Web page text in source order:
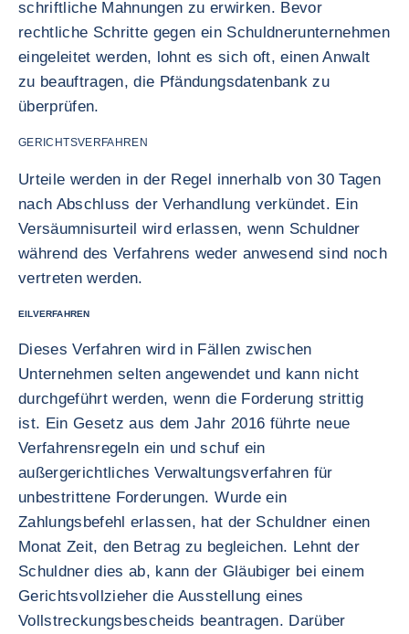
schriftliche Mahnungen zu erwirken. Bevor
rechtliche Schritte gegen ein Schuldnerunternehmen
eingeleitet werden, lohnt es sich oft, einen Anwalt
zu beauftragen, die Pfändungsdatenbank zu
überprüfen.
GERICHTSVERFAHREN
Urteile werden in der Regel innerhalb von 30 Tagen
nach Abschluss der Verhandlung verkündet. Ein
Versäumnisurteil wird erlassen, wenn Schuldner
während des Verfahrens weder anwesend sind noch
vertreten werden.
EILVERFAHREN
Dieses Verfahren wird in Fällen zwischen
Unternehmen selten angewendet und kann nicht
durchgeführt werden, wenn die Forderung strittig
ist. Ein Gesetz aus dem Jahr 2016 führte neue
Verfahrensregeln ein und schuf ein
außergerichtliches Verwaltungsverfahren für
unbestrittene Forderungen. Wurde ein
Zahlungsbefehl erlassen, hat der Schuldner einen
Monat Zeit, den Betrag zu begleichen. Lehnt der
Schuldner dies ab, kann der Gläubiger bei einem
Gerichtsvollzieher die Ausstellung eines
Vollstreckungsbescheids beantragen. Darüber